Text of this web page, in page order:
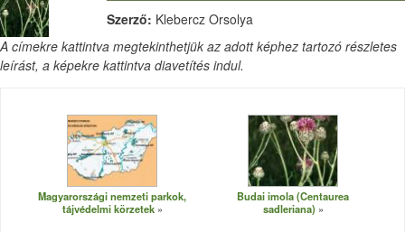
Szerző: Klebercz Orsolya
A címekre kattintva megtekinthetjük az adott képhez tartozó részletes
leírást, a képekre kattintva diavetítés indul.
Magyarországi nemzeti parkok,
tájvédelmi körzetek
Budai imola (Centaurea
sadleriana)